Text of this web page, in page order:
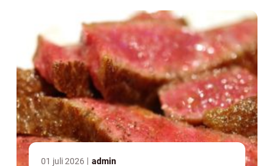
01 juli 2026 admin